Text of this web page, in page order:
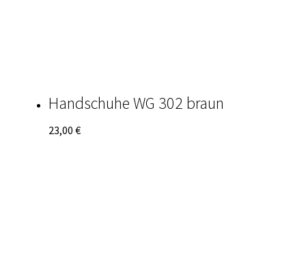
Handschuhe WG 302 braun
23,00 €